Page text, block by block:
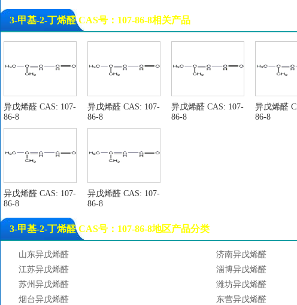
3-甲基-2-丁烯醛 CAS号：107-86-8相关产品
异戊烯醛 CAS: 107-
86-8
异戊烯醛 CAS: 107-
86-8
异戊烯醛 CAS: 107-
86-8
异戊烯醛
86-8
异戊烯醛 CAS: 107-
86-8
异戊烯醛 CAS: 107-
86-8
3-甲基-2-丁烯醛 CAS号：107-86-8地区产品分类
山东异戊烯醛
济南异戊烯醛
江苏异戊烯醛
淄博异戊烯醛
苏州异戊烯醛
潍坊异戊烯醛
烟台异戊烯醛
东营异戊烯醛